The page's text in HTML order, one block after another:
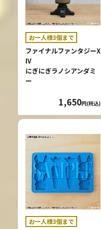
お一人様3個まで
ファイナルファンタジーX
IV
にぎにぎラノシアンダミ
ー
1,650円(税込)
お一人様3個まで